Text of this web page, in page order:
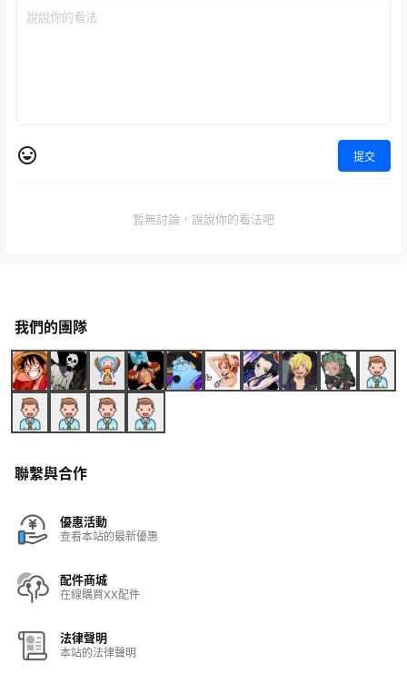
提交
暫無討論，說說你的看法吧
我們的團隊
聯繫與合作
優惠活動
查看本站的最新優惠
配件商城
在線購買XX配件
法律聲明
本站的法律聲明